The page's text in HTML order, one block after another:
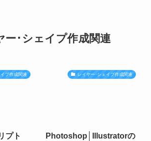
ー･シェイプ作成関連
プ作成関連
プト
レイヤー･シェイプ作成関連
Photoshop│Illustratorの